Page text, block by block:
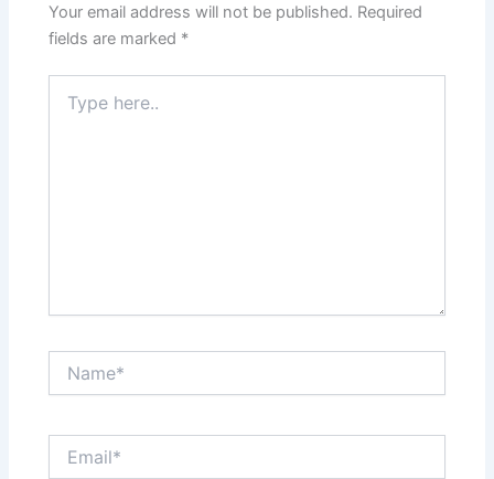
Your email address will not be published. Required
fields are marked *
here..